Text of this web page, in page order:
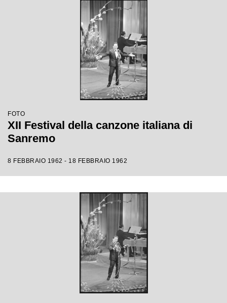
FOTO
XII Festival della canzone italiana di
Sanremo
8 FEBBRAIO 1962 - 18 FEBBRAIO 1962